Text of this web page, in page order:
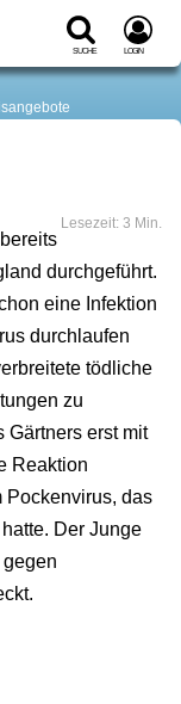
Suche Login
Lesezeit: 3 Min.
durchgeführt.
eine Infektion
durchlaufen
tödliche
zu
Gärtners erst mit
Reaktion
Pockenvirus, das
Der Junge